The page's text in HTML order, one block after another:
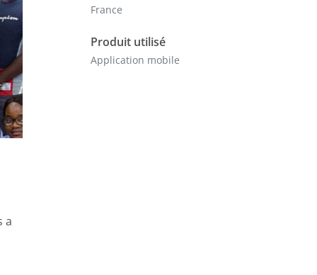
a
France
Produit utilisé
Application mobile